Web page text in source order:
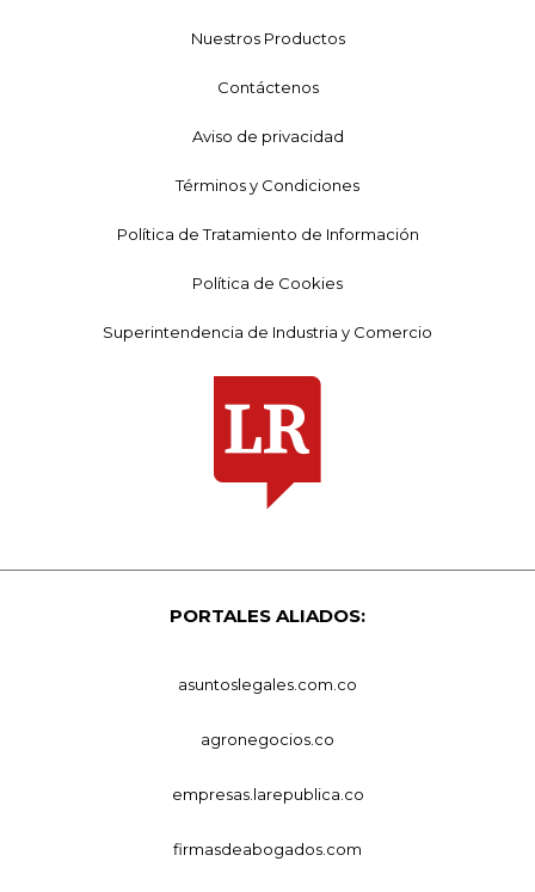
Nuestros Productos
Contáctenos
Aviso de privacidad
Términos y Condiciones
Política de Tratamiento de Información
Política de Cookies
Superintendencia de Industria y Comercio
PORTALES ALIADOS:
asuntoslegales.com.co
agronegocios.co
empresas.larepublica.co
firmasdeabogados.com